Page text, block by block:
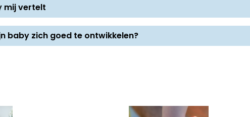
mij vertelt
baby zich goed te ontwikkelen?